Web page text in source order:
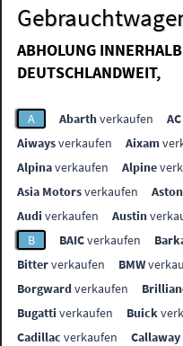
ABHOLUNG
DEUTSCHLANDWEIT,
A Abarthverkaufen AC
Aiwaysverkaufen Aixam
Alpinaverkaufen Alpine
Asia Motorsverkaufen
Audi verkaufen Austin
B
BAICverkaufen
Bitterverkaufen BMW
Borgwardverkaufen
Bugatti verkaufen Buick
Cadillac verkaufen Callaway